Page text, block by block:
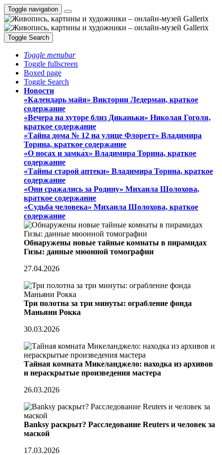
Toggle navigation
Toggle Search
Toggle menubar
Toggle fullscreen
Boxed page
Toggle Search
Новости
«Календарь майя» Виктории Ледерман, краткое
содержание
«Вечера на хуторе близ Диканьки» Николая Гоголя,
краткое содержание
«Тайна дома № 12 на улице Флоретт» Владимира
Торина, краткое содержание
«О носах и замка́х» Владимира Торина, краткое
содержание
«Тайны старой аптеки» Владимира Торина, краткое
содержание
«Они сражались за Родину» Михаила Шолохова,
краткое содержание
«Судьба человека» Михаила Шолохова, краткое
содержание
Обнаружены новые тайные комнаты в пирамидах
Гизы: данные мюонной томографии
27.04.2026
Три полотна за три минуты: ограбление фонда
Маньяни Рокка
30.03.2026
Тайная комната Микеланджело: находка из архивов
и нераскрытые произведения мастера
26.03.2026
Banksy раскрыт? Расследование Reuters и человек за
маской
17.03.2026